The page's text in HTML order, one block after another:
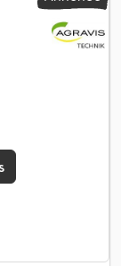
enchères : -----